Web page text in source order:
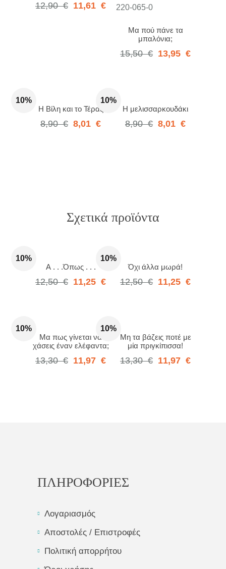
12,90 € 11,61 €
Μα πού πάνε τα
μπαλόνια;
15,50 € 13,95 €
10%
Η Βίλη και το Τέρας
8,90 € 8,01 €
10%
Η μελισσαρκουδάκι
8,90 € 8,01 €
Σχετικά προϊόντα
10%
Α . . .Όπως . . .
12,50 € 11,25 €
10%
Όχι άλλα μωρά!
12,50 € 11,25 €
10%
Μα πως γίνεται να
χάσεις έναν ελέφαντα;
13,30 € 11,97 €
10%
Μη τα βάζεις ποτέ με
μία πριγκίπισσα!
13,30 € 11,97 €
ΠΛΗΡΟΦΟΡΙΕΣ
Λογαριασμός
Αποστολές / Επιστροφές
Πολιτική απορρήτου